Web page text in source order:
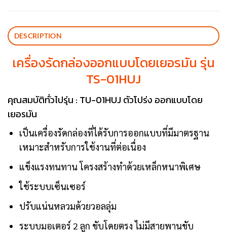
DESCRIPTION
เครื่องรัดกล่องออกแบบโดยเยอรมัน รุ่น
TS-01HUJ
คุณสมบัติทั่วไปรุ่น : TU-01HUJ ตัวโปร่ง ออกแบบโดย
เยอรมัน
เป็นเครื่องรัดกล่องที่ได้รับการออกแบบที่มีมาตรฐาน
เหมาะสำหรับการใช้งานที่ต่อเนื่อง
แข็งแรงทนทาน โครงสร้างทำด้วยเหล็กหนาพิเศษ
ใช้ระบบเซ็นเซอร์
ปรับแน่นหลวมด้วยวอลลุ่ม
ระบบมอเตอร์ 2 ลูก ขับโดยตรง ไม่มีสายพานขับ